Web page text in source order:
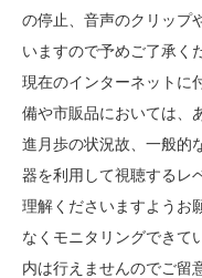
の停止、音声のクリップ
いますので予めご了承く
現在のインターネットに
備や市販品においては、
進月歩の状況故、一般的
器を利用して視聴するレ
理解くださいますようお
なくモニタリングできて
内は行えませんのでご留